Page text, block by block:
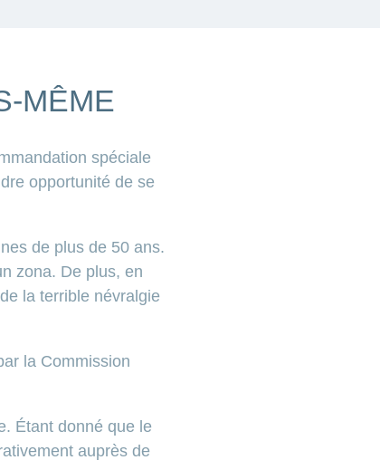
MÊME
spéciale
opportunité de se
de plus de 50 ans.
zona. De plus, en
la terrible névralgie
la Commission
Étant donné que le
auprès de